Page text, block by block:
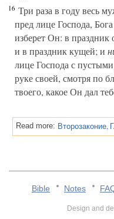
16 Три раза в году весь
пред лице Господа,
изберет Он: в праздник
и в праздник кущей; и
лице Господа с пустыми
руке своей, смотря по
твоего, какое Он дал
Read more:
Bible Notes
Design and